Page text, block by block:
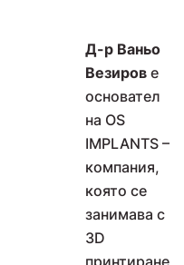
Д-р Ваньо
Везиров е
основател
на OS
IMPLANTS –
компания,
която се
занимава с
3D